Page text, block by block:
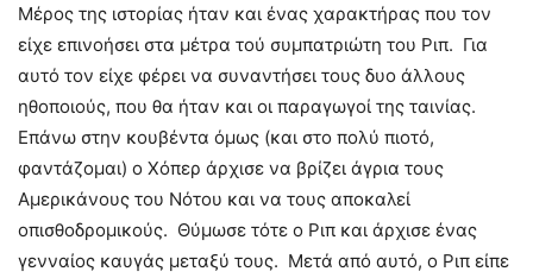
Μέρος της ιστορίας ήταν και ένας χαρακτήρας που τον
είχε επινοήσει στα μέτρα τού συμπατριώτη του Ριπ. Για
αυτό τον είχε φέρει να συναντήσει τους δυο άλλους
ηθοποιούς, που θα ήταν και οι παραγωγοί της ταινίας.
Επάνω στην κουβέντα όμως (και στο πολύ πιοτό,
φαντάζομαι) ο Χόπερ άρχισε να βρίζει άγρια τους
Αμερικάνους του Νότου και να τους αποκαλεί
οπισθοδρομικούς. Θύμωσε τότε ο Ριπ και άρχισε ένας
γενναίος καυγάς μεταξύ τους. Μετά από αυτό, ο Ριπ είπε